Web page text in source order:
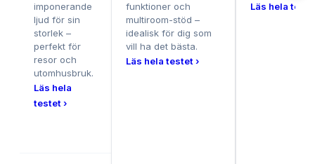
imponerande
ljud för sin
storlek –
perfekt för
resor och
utomhusbruk.
Läs hela
testet ›
funktioner och
multiroom-stöd –
idealisk för dig som
vill ha det bästa.
Läs hela testet ›
Läs hela